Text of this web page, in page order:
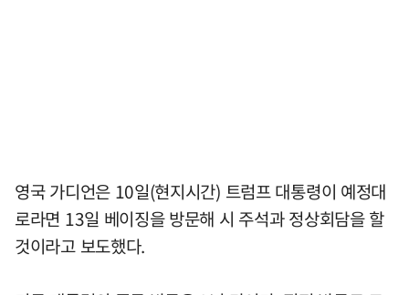
영국 가디언은 10일(현지시간) 트럼프 대통령이 예정대
로라면 13일 베이징을 방문해 시 주석과 정상회담을 할
것이라고 보도했다.